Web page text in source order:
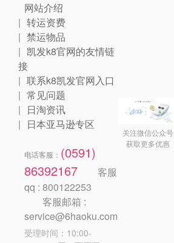
网站介绍
转运资费
禁运物品
凯发k8官网的友情链
接
联系k8凯发官网入口
常见问题
日淘资讯
日本亚马逊专区
电话客服： (0591)
86392167
客服
qq : 800122253
客服邮箱 :
service@6haoku.com
受理时间：10:00-
关注微信公众号
获取更多优惠